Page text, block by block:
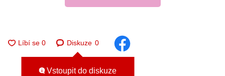
Diskuze 0
Vstoupit do diskuze